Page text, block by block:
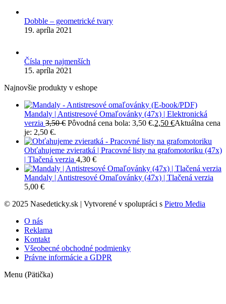
Dobble – geometrické tvary
19. apríla 2021
Čísla pre najmenších
15. apríla 2021
Najnovšie produkty v eshope
Mandaly | Antistresové Omaľovánky (47x) | Elektronická
verzia 3,50€ Pôvodná cena bola: 3,50 €.2,50 €Aktuálna cena
je: 2,50 €.
Obťahujeme zvieratká | Pracovné listy na grafomotoriku (47x)
| Tlačená verzia 4,30 €
Mandaly | Antistresové Omaľovánky (47x) | Tlačená verzia
5,00 €
© 2025 Nasedeticky.sk | Vytvorené v spolupráci s Pietro Media
O nás
Reklama
Kontakt
Všeobecné obchodné podmienky
Právne informácie a GDPR
Menu (Pätička)